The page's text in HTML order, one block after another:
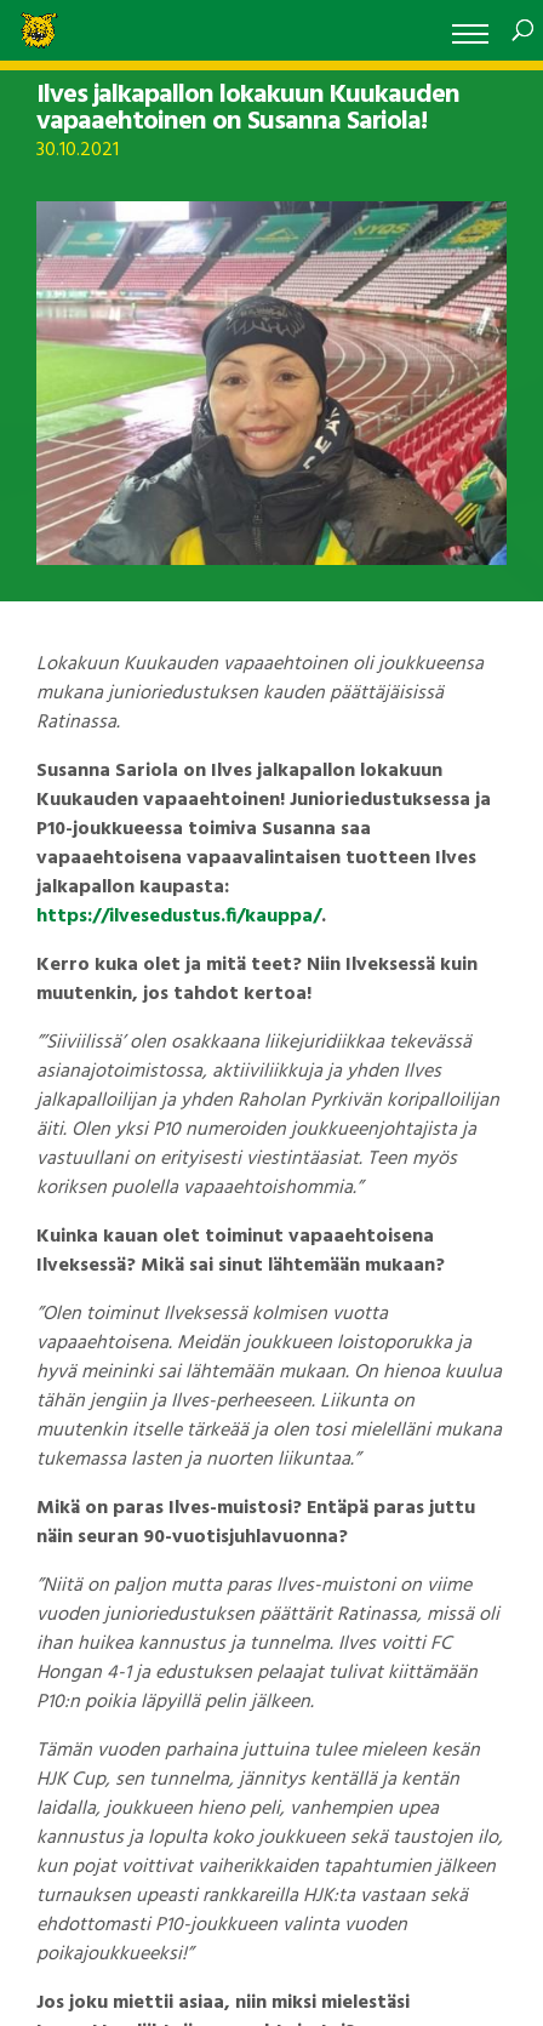
Ilves jalkapallon lokakuun Kuukauden
vapaaehtoinen on Susanna Sariola!
30.10.2021
Lokakuun Kuukauden vapaaehtoinen oli joukkueensa
mukana junioriedustuksen kauden päättäjäisissä
Ratinassa.
Susanna Sariola on Ilves jalkapallon lokakuun
Kuukauden vapaaehtoinen! Junioriedustuksessa ja
P10-joukkueessa toimiva Susanna saa
vapaaehtoisena vapaavalintaisen tuotteen Ilves
jalkapallon kaupasta:
https://ilvesedustus.fi/kauppa/.
Kerro kuka olet ja mitä teet? Niin Ilveksessä kuin
muutenkin, jos tahdot kertoa!
”’Siiviilissä’ olen osakkaana liikejuridiikkaa tekevässä
asianajotoimistossa, aktiiviliikkuja ja yhden Ilves
jalkapalloilijan ja yhden Raholan Pyrkivän koripalloilijan
äiti. Olen yksi P10 numeroiden joukkueenjohtajista ja
vastuullani on erityisesti viestintäasiat. Teen myös
koriksen puolella vapaaehtoishommia.”
Kuinka kauan olet toiminut vapaaehtoisena
Ilveksessä? Mikä sai sinut lähtemään mukaan?
”Olen toiminut Ilveksessä kolmisen vuotta
vapaaehtoisena. Meidän joukkueen loistoporukka ja
hyvä meininki sai lähtemään mukaan. On hienoa kuulua
tähän jengiin ja Ilves-perheeseen. Liikunta on
muutenkin itselle tärkeää ja olen tosi mielelläni mukana
tukemassa lasten ja nuorten liikuntaa.”
Mikä on paras Ilves-muistosi? Entäpä paras juttu
näin seuran 90-vuotisjuhlavuonna?
”Niitä on paljon mutta paras Ilves-muistoni on viime
vuoden junioriedustuksen päättärit Ratinassa, missä oli
ihan huikea kannustus ja tunnelma. Ilves voitti FC
Hongan 4-1 ja edustuksen pelaajat tulivat kiittämään
P10:n poikia läpyillä pelin jälkeen.
Tämän vuoden parhaina juttuina tulee mieleen kesän
HJK Cup, sen tunnelma, jännitys kentällä ja kentän
laidalla, joukkueen hieno peli, vanhempien upea
kannustus ja lopulta koko joukkueen sekä taustojen ilo,
kun pojat voittivat vaiherikkaiden tapahtumien jälkeen
turnauksen upeasti rankkareilla HJK:ta vastaan sekä
ehdottomasti P10-joukkueen valinta vuoden
poikajoukkueeksi!”
Jos joku miettii asiaa, niin miksi mielestäsi